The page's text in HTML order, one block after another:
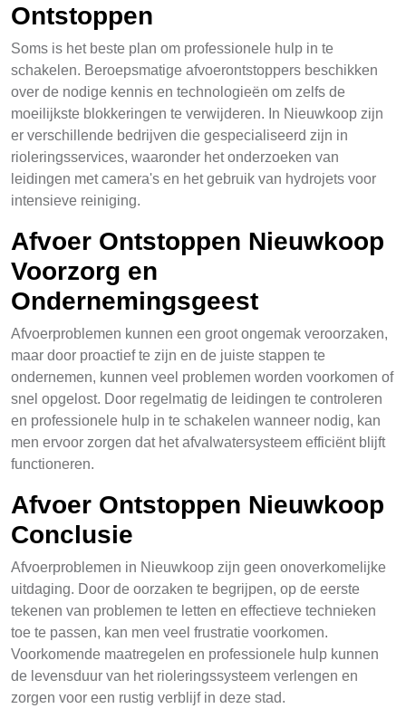
Ontstoppen
Soms is het beste plan om professionele hulp in te
schakelen. Beroepsmatige afvoerontstoppers beschikken
over de nodige kennis en technologieën om zelfs de
moeilijkste blokkeringen te verwijderen. In Nieuwkoop zijn
er verschillende bedrijven die gespecialiseerd zijn in
rioleringsservices, waaronder het onderzoeken van
leidingen met camera's en het gebruik van hydrojets voor
intensieve reiniging.
Afvoer Ontstoppen Nieuwkoop
Voorzorg en
Ondernemingsgeest
Afvoerproblemen kunnen een groot ongemak veroorzaken,
maar door proactief te zijn en de juiste stappen te
ondernemen, kunnen veel problemen worden voorkomen of
snel opgelost. Door regelmatig de leidingen te controleren
en professionele hulp in te schakelen wanneer nodig, kan
men ervoor zorgen dat het afvalwatersysteem efficiënt blijft
functioneren.
Afvoer Ontstoppen Nieuwkoop
Conclusie
Afvoerproblemen in Nieuwkoop zijn geen onoverkomelijke
uitdaging. Door de oorzaken te begrijpen, op de eerste
tekenen van problemen te letten en effectieve technieken
toe te passen, kan men veel frustratie voorkomen.
Voorkomende maatregelen en professionele hulp kunnen
de levensduur van het rioleringssysteem verlengen en
zorgen voor een rustig verblijf in deze stad.